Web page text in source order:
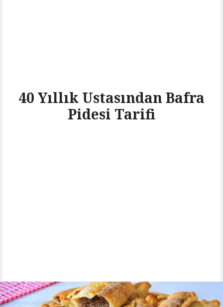
40 Yıllık Ustasından Bafra
Pidesi Tarifi